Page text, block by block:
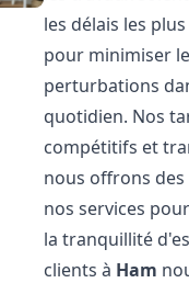
les délais les
pour minimiser
perturbations
quotidien. Nos
compétitifs et
nous offrons
nos services
la tranquillité
clients à Ham